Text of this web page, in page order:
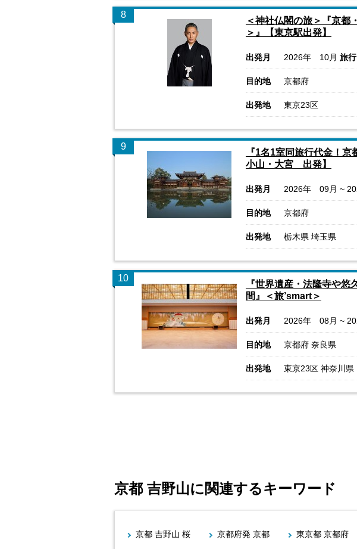
8
＜神社仏閣の旅＞『京都
＞』【東京駅出発】
出発月 2026年 10月 旅
目的地 京都府
出発地 東京23区
9
『1名1室同旅行代金！
小山・大宮 出発】
出発月 2026年 09月 ~
目的地 京都府
出発地 栃木県 埼玉県
10
『世界遺産・法隆寺や
間』＜旅’smart＞
出発月 2026年 08月 ~
目的地 京都府 奈良県
出発地 東京23区 神奈川県
京都 吉野山に関連するキーワード
京都 吉野山 桜 京都府発 京都 東京都 京都府